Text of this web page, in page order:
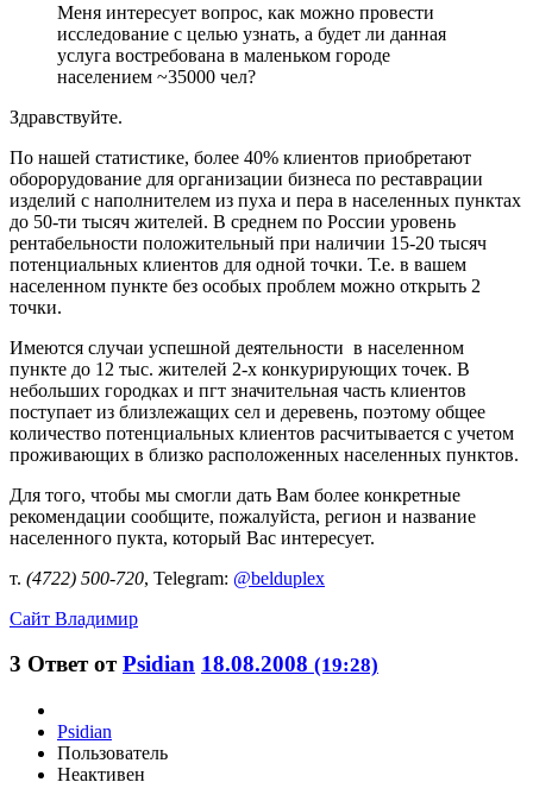
Меня интересует вопрос, как можно провести
исследование с целью узнать, а будет ли данная
услуга востребована в маленьком городе
населением ~35000 чел?
Здравствуйте.
По нашей статистике, более 40% клиентов приобретают
оборорудование для организации бизнеса по реставрации
изделий с наполнителем из пуха и пера в населенных пунктах
до 50-ти тысяч жителей. В среднем по России уровень
рентабельности положительный при наличии 15-20 тысяч
потенциальных клиентов для одной точки. Т.е. в вашем
населенном пункте без особых проблем можно открыть 2
точки.
Имеются случаи успешной деятельности в населенном
пункте до 12 тыс. жителей 2-х конкурирующих точек. В
небольших городках и пгт значительная часть клиентов
поступает из близлежащих сел и деревень, поэтому общее
количество потенциальных клиентов расчитывается с учетом
проживающих в близко расположенных населенных пунктов.
Для того, чтобы мы смогли дать Вам более конкретные
рекомендации сообщите, пожалуйста, регион и название
населенного пукта, который Вас интересует.
т. (4722) 500-720, Telegram: @belduplex
Сайт Владимир
3 Ответ отPsidian 18.08.2008 (19:28)
Psidian
Пользователь
Неактивен